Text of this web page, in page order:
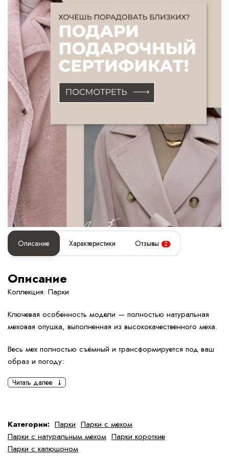
Описание Характеристики Отзывы 2
Описание
Коллекция: Парки
Ключевая особенность модели — полностью натуральная
меховая опушка, выполненная из высококачественного меха.
Весь мех полностью съёмный и трансформируется под ваш
образ и погоду:
• можно отстегнуть переднюю меховую планку и оставить
меховую плашку;
• можно полностью снять мех и носить парку без меха, в
Читать далее
Категории: Парки Парки с мехом
Парки с натуральным мехом Парки короткие
Парки с капюшоном